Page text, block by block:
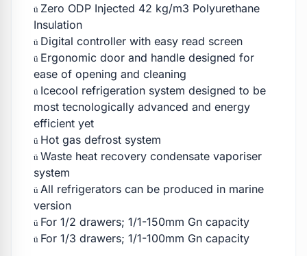
ü Zero ODP Injected 42 kg/m3 Polyurethane
Insulation
ü Digital controller with easy read screen
ü Ergonomic door and handle designed for
ease of opening and cleaning
ü Icecool refrigeration system designed to be
most tecnologically advanced and energy
efficient yet
ü Hot gas defrost system
ü Waste heat recovery condensate vaporiser
system
ü All refrigerators can be produced in marine
version
ü For 1/2 drawers; 1/1-150mm Gn capacity
ü For 1/3 drawers; 1/1-100mm Gn capacity